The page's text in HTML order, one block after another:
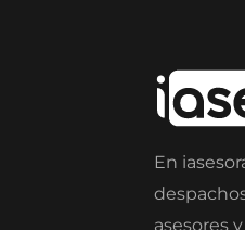
En
asesores